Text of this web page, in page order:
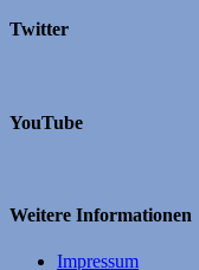
Twitter
YouTube
Weitere Informationen
Impressum